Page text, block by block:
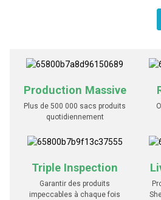
Production Massive
Plus de 500 000 sacs produits
quotidiennement
Triple Inspection
Garantir des produits
impeccables à chaque fois